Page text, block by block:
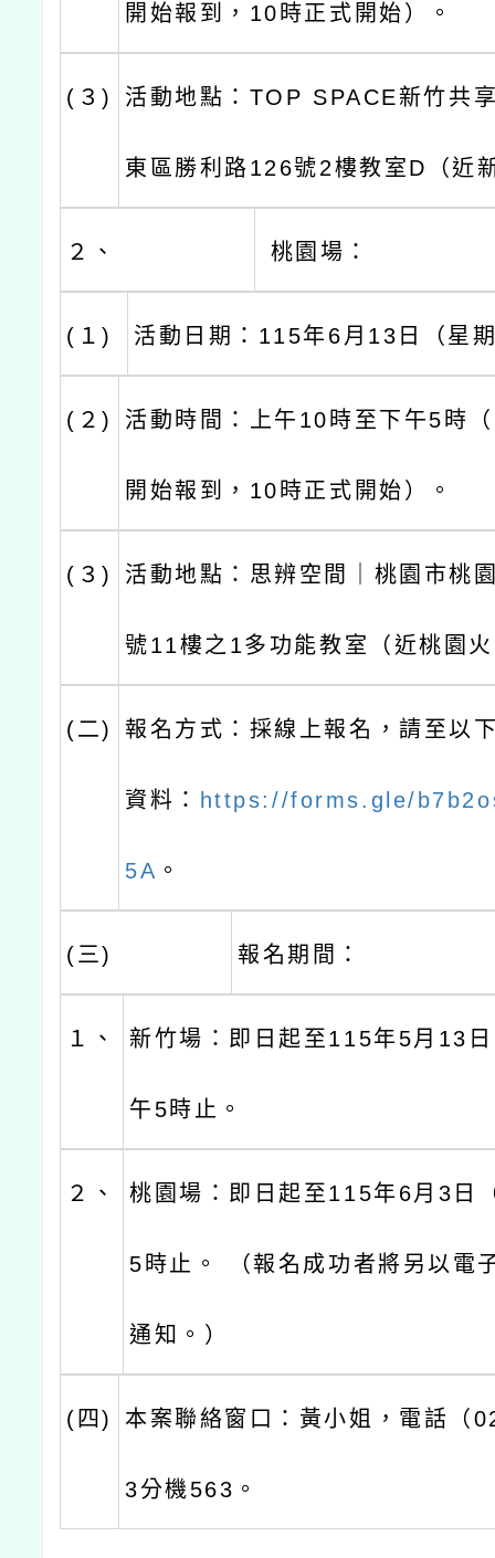
開始報到，10時正式開始）。
(３) 活動地點：TOP SPACE新竹共
東區勝利路126號2樓教室D（近
２、 桃園場：
(１) 活動日期：115年6月13日（星
(２) 活動時間：上午10時至下午5時
開始報到，10時正式開始）。
(３) 活動地點：思辨空間｜桃園市桃
號11樓之1多功能教室（近桃園
(二) 報名方式：採線上報名，請至以
資料： https://forms.gle/
5A 。
(三) 報名期間：
１、 新竹場：即日起至115年5月13
午5時止。
２、 桃園場：即日起至115年6月3日
5時止。 （報名成功者將另以電
通知。）
(四) 本案聯絡窗口：黃小姐，電話（
3分機563。